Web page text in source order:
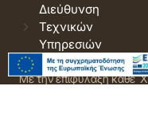
Διεύθυνση
Τεχνικών
Υπηρεσιών
© 2026 Δήμος Δράμας.
Με την επιφύλαξη κάθε